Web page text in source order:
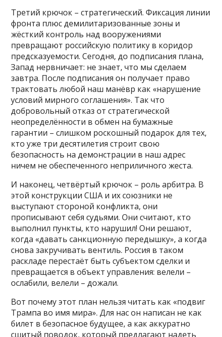
Третий крючок – стратегический. Фиксация линии
фронта плюс демилитаризованные зоны и
жёсткий контроль над вооружениями
превращают российскую политику в коридор
предсказуемости. Сегодня, до подписания плана,
Запад нервничает: не знает, что мы сделаем
завтра. После подписания он получает право
трактовать любой наш манёвр как «нарушение
условий мирного соглашения». Так что
добровольный отказ от стратегической
неопределённости в обмен на бумажные
гарантии – слишком роскошный подарок для тех,
кто уже три десятилетия строит свою
безопасность на демонстрации в наш адрес
ничем не обеспеченного неприличного жеста.
И наконец, четвёртый крючок – роль арбитра. В
этой конструкции США и их союзники не
выступают стороной конфликта, они
прописывают себя судьями. Они считают, кто
выполнил пункты, кто нарушил! Они решают,
когда «давать санкционную передышку», а когда
снова закручивать вентиль. Россия в таком
раскладе перестаёт быть субъектом сделки и
превращается в объект управления: велели –
ослабили, велели – дожали.
Вот почему этот план нельзя читать как «подвиг
Трампа во имя мира». Для нас он написан не как
билет в безопасное будущее, а как аккуратно
сшитый поводок, который предлагают надеть